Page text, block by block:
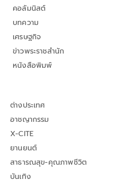
คอลัมนิสต์
บทความ
เศรษฐกิจ
ข่าวพระราชสำนัก
หนังสือพิมพ์
ต่างประเทศ
อาชญากรรม
X-CITE
ยานยนต์
สาธารณสุข-คุณภาพชีวิต
บันเทิง